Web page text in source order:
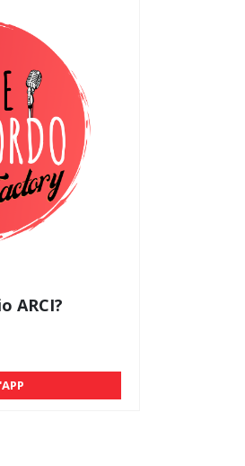
ARCI?